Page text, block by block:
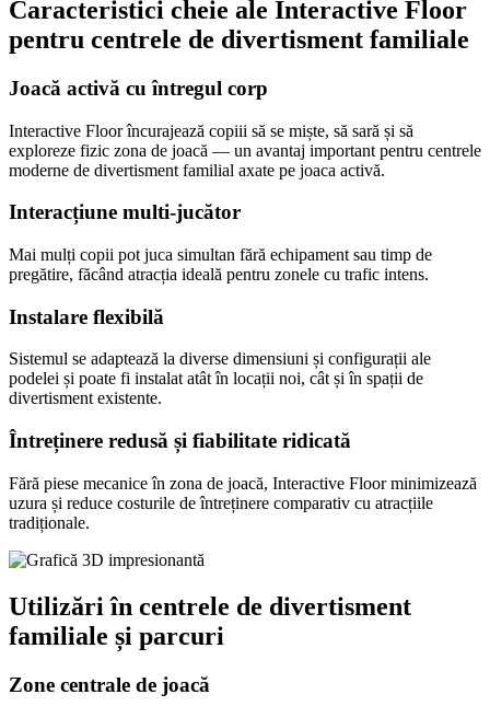
Caracteristici cheie ale Interactive Floor
pentru centrele de divertisment familiale
Joacă activă cu întregul corp
Interactive Floor încurajează copiii să se miște, să sară și să
exploreze fizic zona de joacă — un avantaj important pentru centrele
moderne de divertisment familial axate pe joaca activă.
Interacțiune multi-jucător
Mai mulți copii pot juca simultan fără echipament sau timp de
pregătire, făcând atracția ideală pentru zonele cu trafic intens.
Instalare flexibilă
Sistemul se adaptează la diverse dimensiuni și configurații ale
podelei și poate fi instalat atât în locații noi, cât și în spații de
divertisment existente.
Întreținere redusă și fiabilitate ridicată
Fără piese mecanice în zona de joacă, Interactive Floor minimizează
uzura și reduce costurile de întreținere comparativ cu atracțiile
tradiționale.
Utilizări în centrele de divertisment
familiale și parcuri
Zone centrale de joacă